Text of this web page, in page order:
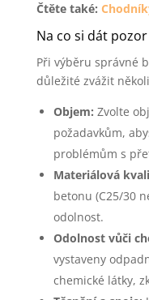
Čtěte také:
Na co si dát
Při výběru správné
důležité zvážit
Objem: Zvolte
požadavkům,
problémům s
Materiálová
betonu (C25/30
odolnost.
Odolnost vůči
vystaveny
chemické látky,